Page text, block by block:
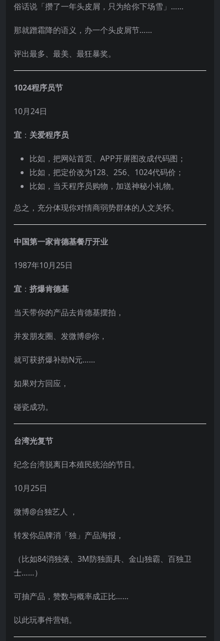
俗话说「攒了一年头皮屑，只为给你下场雪」……
那就蹭霜降的语义，办一个头皮屑节……
评出最多、最美、最狂暴奖。
1024程序员节
10月24日
宜 ： 关爱程序员
比如，把网站首页、APP开屏图改成代码图；
比如，把定价改为128、256、1024代码价；
比如，当天程序员购物，加送神秘小礼物。
总之，充分体现你对情商弱势群体的人文关怀。
中国第一家肯德基餐厅开业
1987年10月25日
宜 ： 挤爆肯德基
当天带你的产品去肯德基摆拍，
并发朋友圈、发微博@你，
就可获挤爆补助N元……
如果对方回应，
碰瓷成功。
台湾光复节
纪念台湾脱离日本殖民统治的节日。
10月25日
微博@台独艺人 ，
转发你品牌消「独」产品海报，
（比如84消独液、3M防独面具、金山独霸、百独卫
士……）
可抽产品，赞数与概率成正比……
以此玩事件营销。